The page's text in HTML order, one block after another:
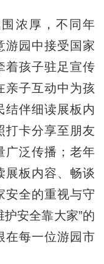
浓厚，不同年
游园中接受国家
着孩子驻足宣传
亲子互动中为孩
结伴细读展板内
打卡分享至朋友
广泛传播；老年
展板内容、畅谈
安全的重视与守
安全靠大家”的
在每一位游园市